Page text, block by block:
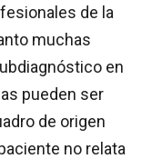
de la
muchas
en
pueden ser
de origen
no relata